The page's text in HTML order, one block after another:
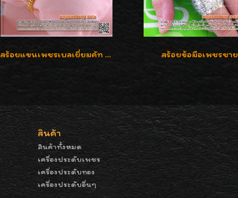
สร้อยแขนเพชรเบลเยี่ยมคัท น้ำ 97 G-Color/VVS เพชร 20 เม็ดน้ำหนักเพชร 0.80 กะรัต ใส่สวยน่ารัก ราคาเบาๆ ลดพิเศษค่ะ สร้อยข้อมือเพชรชาย
สินค้า
สินค้าทั้งหมด
เครื่องประดับเพชร
เครื่องประดับทอง
เครื่องประดับอื่นๆ